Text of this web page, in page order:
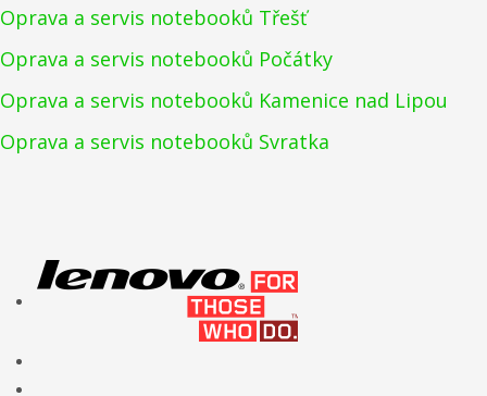
Oprava a servis notebooků Třešť
Oprava a servis notebooků Počátky
Oprava a servis notebooků Kamenice nad Lipou
Oprava a servis notebooků Svratka